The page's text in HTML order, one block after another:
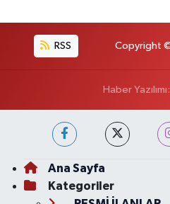
RSS Copyright ©
Haber Yazılımı:
Ana Sayfa
Kategoriler